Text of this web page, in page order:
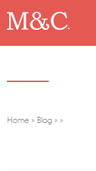
Home » Blog » »